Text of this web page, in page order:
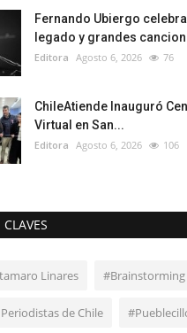
Fernando Ubiergo
legado y grandes
Editora Agosto 6, 2026 76
ChileAtiende Inauguró
Virtual en San...
Editora Agosto 6, 2026 106
Linares #Brainstorming
de Chile